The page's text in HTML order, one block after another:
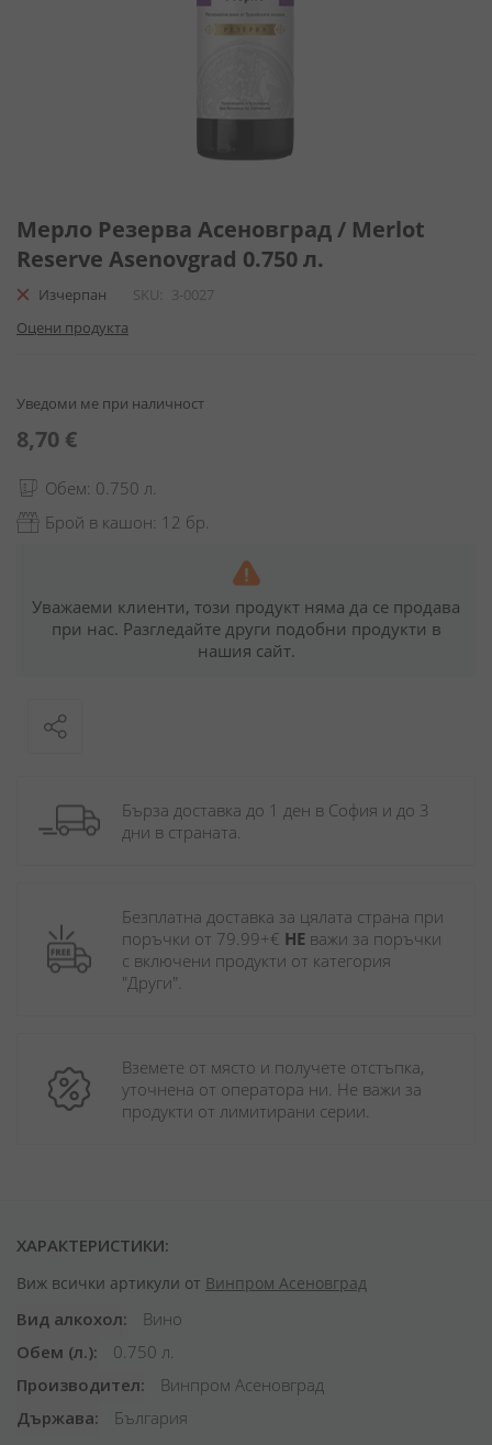
към
началото
на
галерия
снимки
Мерло Резерва Асеновград / Merlot
Reserve Asenovgrad 0.750 л.
Изчерпан SKU
3-0027
Оцени продукта
Уведоми ме при наличност
8,70 €
Обем: 0.750 л.
Брой в кашон: 12 бр.
Уважаеми клиенти, този продукт няма да се продава
при нас. Разгледайте други подобни продукти в
нашия сайт.
Бърза доставка до 1 ден в София и до 3
дни в страната.
Безплатна доставка за цялата страна при
поръчки от 79.99+€ НЕ важи за поръчки
с включени продукти от категория
"Други".
Вземете от място и получете отстъпка,
уточнена от оператора ни. Не важи за
продукти от лимитирани серии.
ХАРАКТЕРИСТИКИ:
Виж всички артикули от Винпром Асеновград
Вид алкохол
Вино
Обем (л.)
0.750 л.
Производител
Винпром Асеновград
Държава
България